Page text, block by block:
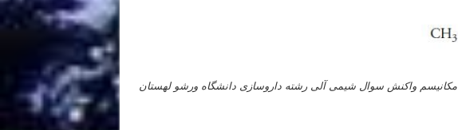
مکانیسم واکنش سوال شیمی آلی رشته داروسازی دانشگاه ورشو لهستان